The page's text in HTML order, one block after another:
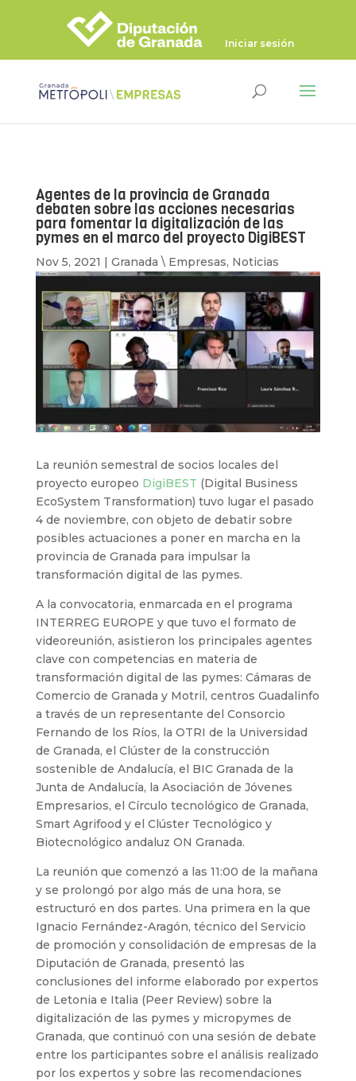
Iniciar sesión
Agentes de la provincia de Granada
debaten sobre las acciones necesarias
para fomentar la digitalización de las
pymes en el marco del proyecto DigiBEST
Nov 5, 2021 | Granada \ Empresas, Noticias
La reunión semestral de socios locales del
proyecto europeo DigiBEST (Digital Business
EcoSystem Transformation) tuvo lugar el pasado
4 de noviembre, con objeto de debatir sobre
posibles actuaciones a poner en marcha en la
provincia de Granada para impulsar la
transformación digital de las pymes.
A la convocatoria, enmarcada en el programa
INTERREG EUROPE y que tuvo el formato de
videoreunión, asistieron los principales agentes
clave con competencias en materia de
transformación digital de las pymes: Cámaras de
Comercio de Granada y Motril, centros Guadalinfo
a través de un representante del Consorcio
Fernando de los Ríos, la OTRI de la Universidad
de Granada, el Clúster de la construcción
sostenible de Andalucía, el BIC Granada de la
Junta de Andalucía, la Asociación de Jóvenes
Empresarios, el Círculo tecnológico de Granada,
Smart Agrifood y el Clúster Tecnológico y
Biotecnológico andaluz ON Granada.
La reunión que comenzó a las 11:00 de la mañana
y se prolongó por algo más de una hora, se
estructuró en dos partes. Una primera en la que
Ignacio Fernández-Aragón, técnico del Servicio
de promoción y consolidación de empresas de la
Diputación de Granada, presentó las
conclusiones del informe elaborado por expertos
de Letonia e Italia (Peer Review) sobre la
digitalización de las pymes y micropymes de
Granada, que continuó con una sesión de debate
entre los participantes sobre el análisis realizado
por los expertos y sobre las recomendaciones